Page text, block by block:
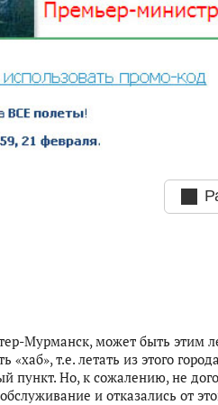
Мурманск, может быть этим
т.е. летать из этого
пункт. Но, к сожалению, не
и отказались от